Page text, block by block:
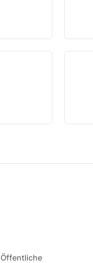
Öffentliche